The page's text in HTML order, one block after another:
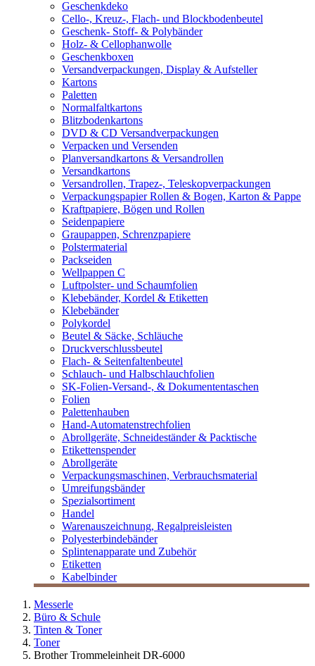
Geschenkdeko
Cello-, Kreuz-, Flach- und Blockbodenbeutel
Geschenk- Stoff- & Polybänder
Holz- & Cellophanwolle
Geschenkboxen
Versandverpackungen, Display & Aufsteller
Kartons
Paletten
Normalfaltkartons
Blitzbodenkartons
DVD & CD Versandverpackungen
Verpacken und Versenden
Planversandkartons & Versandrollen
Versandkartons
Versandrollen, Trapez-, Teleskopverpackungen
Verpackungspapier Rollen & Bogen, Karton & Pappe
Kraftpapiere, Bögen und Rollen
Seidenpapiere
Graupappen, Schrenzpapiere
Polstermaterial
Packseiden
Wellpappen C
Luftpolster- und Schaumfolien
Klebebänder, Kordel & Etiketten
Klebebänder
Polykordel
Beutel & Säcke, Schläuche
Druckverschlussbeutel
Flach- & Seitenfaltenbeutel
Schlauch- und Halbschlauchfolien
SK-Folien-Versand-, & Dokumententaschen
Folien
Palettenhauben
Hand-Automatenstrechfolien
Abrollgeräte, Schneideständer & Packtische
Etikettenspender
Abrollgeräte
Verpackungsmaschinen, Verbrauchsmaterial
Umreifungsbänder
Spezialsortiment
Handel
Warenauszeichnung, Regalpreisleisten
Polyesterbindebänder
Splintenapparate und Zubehör
Etiketten
Kabelbinder
Messerle
Büro & Schule
Tinten & Toner
Toner
Brother Trommeleinheit DR-6000